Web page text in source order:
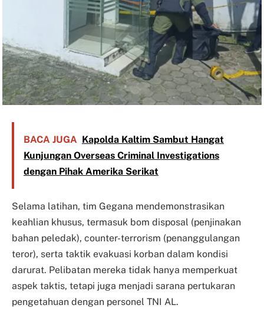
BACA JUGA Kapolda Kaltim Sambut Hangat
Kunjungan Overseas Criminal Investigations
dengan Pihak Amerika Serikat
Selama latihan, tim Gegana mendemonstrasikan
keahlian khusus, termasuk bom disposal (penjinakan
bahan peledak), counter-terrorism (penanggulangan
teror), serta taktik evakuasi korban dalam kondisi
darurat. Pelibatan mereka tidak hanya memperkuat
aspek taktis, tetapi juga menjadi sarana pertukaran
pengetahuan dengan personel TNI AL.